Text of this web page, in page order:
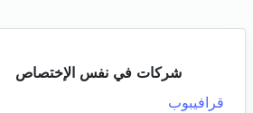
شركات في نفس الإختصاص
قرافيبوب